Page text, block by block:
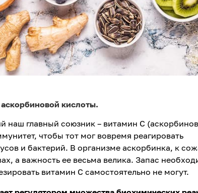
кислоты.
наш главный союзник – витамин С
чтобы тот мог вовремя реагировать
и бактерий. В организме аскорбинка, к
а важность ее весьма велика. Запас
витамин С самостоятельно не могут.